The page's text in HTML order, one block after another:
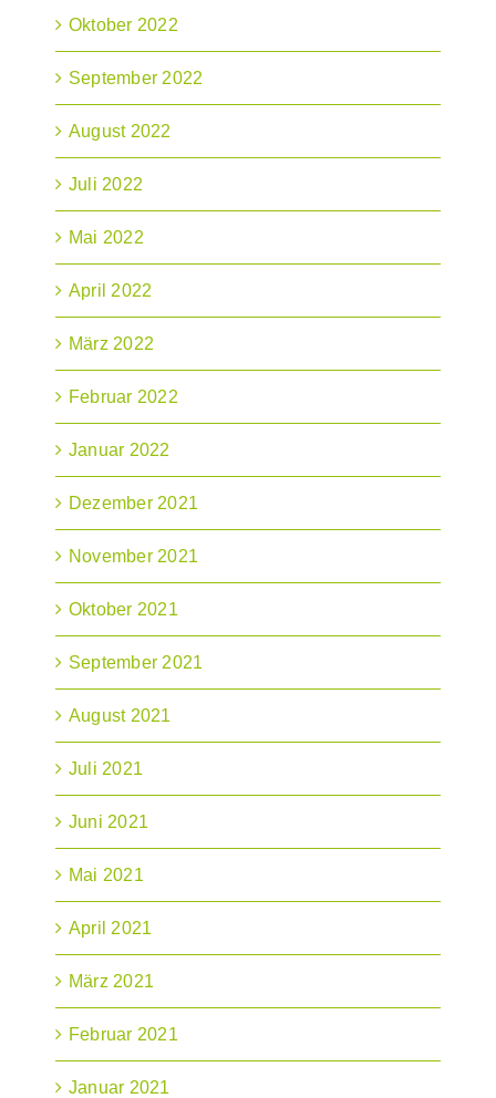
Oktober 2022
September 2022
August 2022
Juli 2022
Mai 2022
April 2022
März 2022
Februar 2022
Januar 2022
Dezember 2021
November 2021
Oktober 2021
September 2021
August 2021
Juli 2021
Juni 2021
Mai 2021
April 2021
März 2021
Februar 2021
Januar 2021